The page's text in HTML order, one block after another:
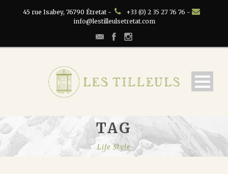
45 rue Isabey, 76790 Étretat -
+33 (0) 2 35 27 76 76 -
info@lestilleulsetretat.com
TAG
Life Style